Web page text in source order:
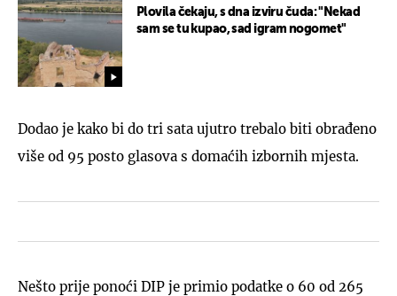
Plovila čekaju, s dna izviru čuda: "Nekad
sam se tu kupao, sad igram nogomet"
Dodao je kako bi do tri sata ujutro trebalo biti obrađeno
više od 95 posto glasova s domaćih izbornih mjesta.
Nešto prije ponoći DIP je primio podatke o 60 od 265